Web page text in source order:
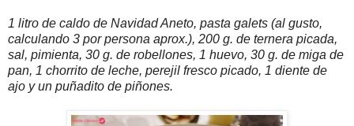
1 litro de caldo de Navidad Aneto, pasta galets (al gusto,
calculando 3 por persona aprox.), 200 g. de ternera picada,
sal, pimienta, 30 g. de robellones, 1 huevo, 30 g. de miga de
pan, 1 chorrito de leche, perejil fresco picado, 1 diente de
ajo y un puñadito de piñones.